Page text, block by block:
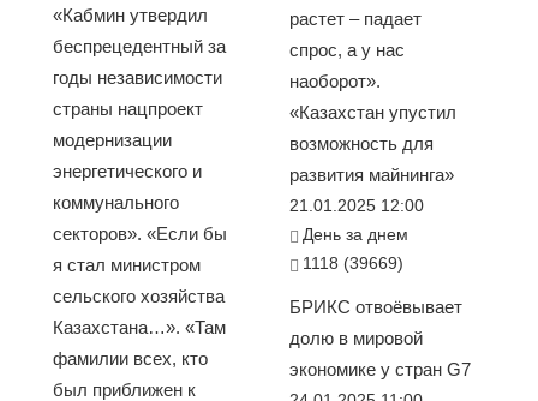
«Кабмин утвердил
беспрецедентный за
годы независимости
страны нацпроект
модернизации
энергетического и
коммунального
секторов». «Если бы
я стал министром
сельского хозяйства
Казахстана…». «Там
фамилии всех, кто
был приближен к
растет – падает
спрос, а у нас
наоборот».
«Казахстан упустил
возможность для
развития майнинга»
21.01.2025 12:00
День за днем
1118 (39669)
БРИКС отвоёвывает
долю в мировой
экономике у стран G7